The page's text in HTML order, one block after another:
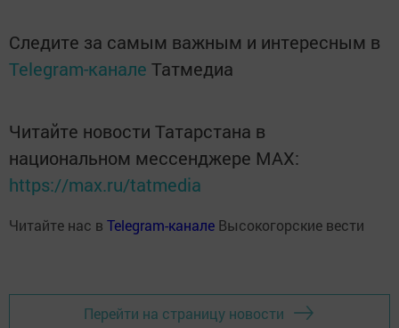
Следите за самым важным и интересным в
Telegram-канале Татмедиа
Читайте новости Татарстана в
национальном мессенджере MАХ:
https://max.ru/tatmedia
Читайте нас в Telegram-канале Высокогорские вести
Перейти на страницу новости